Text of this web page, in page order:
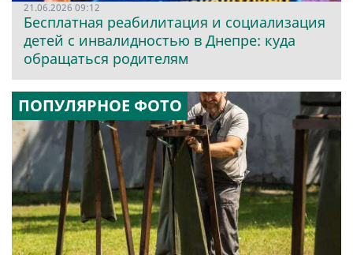
21.06.2026 09:12
Бесплатная реабилитация и социализация
детей с инвалидностью в Днепре: куда
обращаться родителям
ПОПУЛЯРНОЕ ФОТО